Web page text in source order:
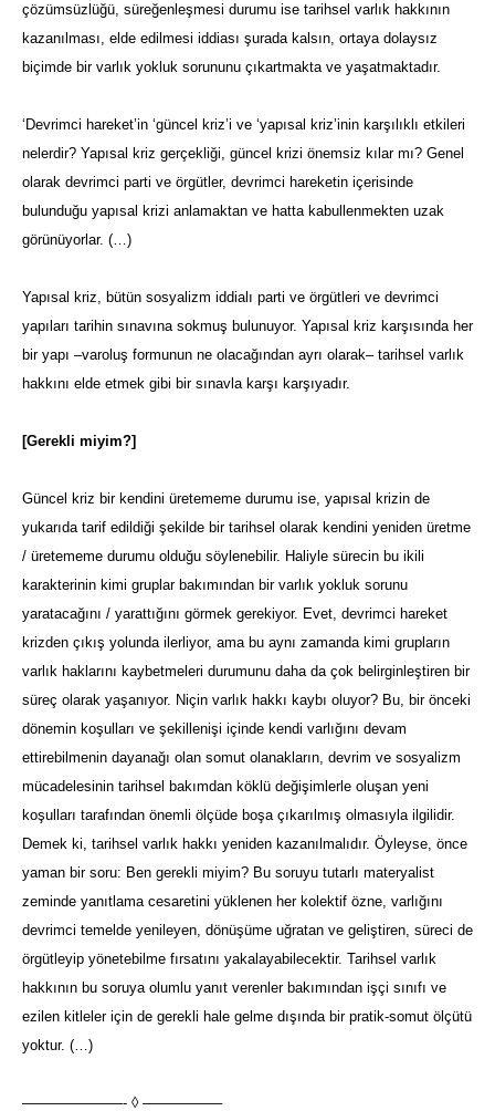
çözümsüzlüğü, süreğenleşmesi durumu ise tarihsel varlık hakkının
kazanılması, elde edilmesi iddiası şurada kalsın, ortaya dolaysız
biçimde bir varlık yokluk sorununu çıkartmakta ve yaşatmaktadır.
‘Devrimci hareket’in ‘güncel kriz’i ve ‘yapısal kriz’inin karşılıklı etkileri
nelerdir? Yapısal kriz gerçekliği, güncel krizi önemsiz kılar mı? Genel
olarak devrimci parti ve örgütler, devrimci hareketin içerisinde
bulunduğu yapısal krizi anlamaktan ve hatta kabullenmekten uzak
görünüyorlar. (…)
Yapısal kriz, bütün sosyalizm iddialı parti ve örgütleri ve devrimci
yapıları tarihin sınavına sokmuş bulunuyor. Yapısal kriz karşısında her
bir yapı –varoluş formunun ne olacağından ayrı olarak– tarihsel varlık
hakkını elde etmek gibi bir sınavla karşı karşıyadır.
[Gerekli miyim?]
Güncel kriz bir kendini üretememe durumu ise, yapısal krizin de
yukarıda tarif edildiği şekilde bir tarihsel olarak kendini yeniden üretme
/ üretememe durumu olduğu söylenebilir. Haliyle sürecin bu ikili
karakterinin kimi gruplar bakımından bir varlık yokluk sorunu
yaratacağını / yarattığını görmek gerekiyor. Evet, devrimci hareket
krizden çıkış yolunda ilerliyor, ama bu aynı zamanda kimi grupların
varlık haklarını kaybetmeleri durumunu daha da çok belirginleştiren bir
süreç olarak yaşanıyor. Niçin varlık hakkı kaybı oluyor? Bu, bir önceki
dönemin koşulları ve şekillenişi içinde kendi varlığını devam
ettirebilmenin dayanağı olan somut olanakların, devrim ve sosyalizm
mücadelesinin tarihsel bakımdan köklü değişimlerle oluşan yeni
koşulları tarafından önemli ölçüde boşa çıkarılmış olmasıyla ilgilidir.
Demek ki, tarihsel varlık hakkı yeniden kazanılmalıdır. Öyleyse, önce
yaman bir soru: Ben gerekli miyim? Bu soruyu tutarlı materyalist
zeminde yanıtlama cesaretini yüklenen her kolektif özne, varlığını
devrimci temelde yenileyen, dönüşüme uğratan ve geliştiren, süreci de
örgütleyip yönetebilme fırsatını yakalayabilecektir. Tarihsel varlık
hakkının bu soruya olumlu yanıt verenler bakımından işçi sınıfı ve
ezilen kitleler için de gerekli hale gelme dışında bir pratik-somut ölçütü
yoktur. (…)
———————- ◊ —————–